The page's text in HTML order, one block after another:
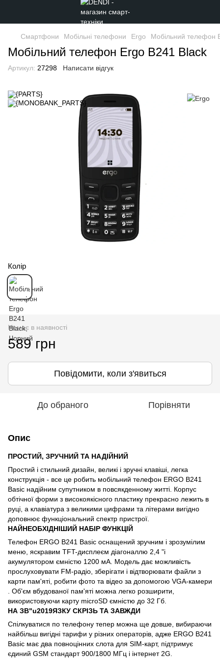
Смартфони Мобільні телефони Ergo Мобільний телефон
Мобільний телефон Ergo B241 Black
Артикул: 27298 Написати відгук
Колір
Немає в наявності
589 грн
Повідомити, коли з'явиться
До обраного Порівняти
Опис
ПРОСТИЙ, ЗРУЧНИЙ ТА НАДІЙНИЙ
Простий і стильний дизайн, великі і зручні клавіші, легка
конструкція - все це робить мобільний телефон ERGO B241
Basic надійним супутником в повсякденному житті. Корпус
обтічної форми з високоякісного пластику прекрасно лежить в
руці, а клавіатура з великими цифрами та літерами вигідно
доповнює функціональний спектр пристрої.
НАЙНЕОБХІДНІШИЙ НАБІР ФУНКЦІЙ
Телефон ERGO B241 Basic оснащений зручним і зрозумілим
меню, яскравим TFT-дисплеєм діагоналлю 2,4 "і
акумулятором ємністю 1200 мА. Модель дає можливість
прослуховувати FM-радіо, зберігати і відтворювати файли з
карти пам'яті, робити фото та відео за допомогою VGA-камери
. Об'єм вбудованої пам'яті можна легко розширити,
використовуючи карту microSD ємністю до 32 Гб.
НА ЗВ"u2019ЯЗКУ СКРІЗЬ ТА ЗАВЖДИ
Спілкуватися по телефону тепер можна ще довше, вибираючи
найбільш вигідні тарифи у різних операторів, адже ERGO B241
Basic має два повноцінних слота для SIM-карт, підтримує
єдиний GSM стандарт 900/1800 МГц і інтернет 2G.